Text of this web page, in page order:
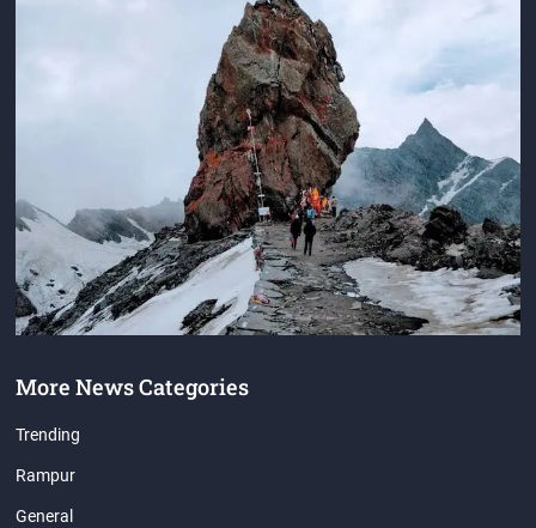
More News Categories
Trending
Rampur
General